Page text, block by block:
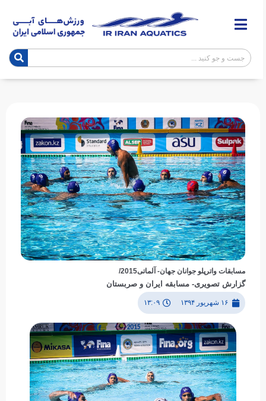
مسابقات واترپلو جوانان جهان- آلماتی2015/
گزارش تصویری- مسابقه ایران و صربستان
۱۶ شهریور ۱۳۹۴ ۱۳:۰۹